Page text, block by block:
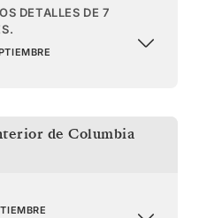
DETALLES DE 7
de Columbia